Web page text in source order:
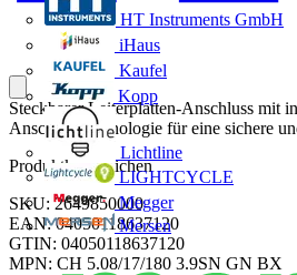
HT Instruments GmbH
iHaus
Kaufel
Kopp
Lichtline
LIGHTCYCLE
Megger
Mersen
Steckbarer Leiterplatten-Anschluss mit
Anschlusstechnologie für eine sichere
Produktkennzeichen
SKU: 2649850000
EAN: 04050118637120
GTIN: 04050118637120
MPN: CH 5.08/17/180 3.9SN GN BX